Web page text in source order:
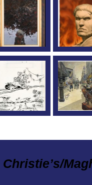
Christie’s/